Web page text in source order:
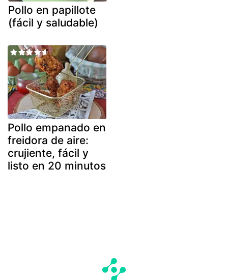
Pollo en papillote
(fácil y saludable)
Pollo empanado en
freidora de aire:
crujiente, fácil y
listo en 20 minutos